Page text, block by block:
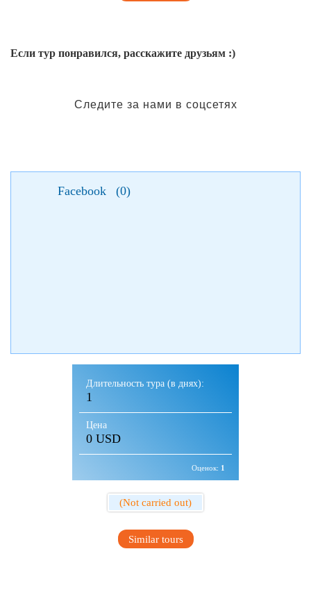
Если тур понравился, расскажите друзьям :)
Следите за нами в соцсетях
Facebook (0)
Длительность тура (в днях):
1
Цена
0 USD
Оценок: 1
(Not carried out)
Similar tours